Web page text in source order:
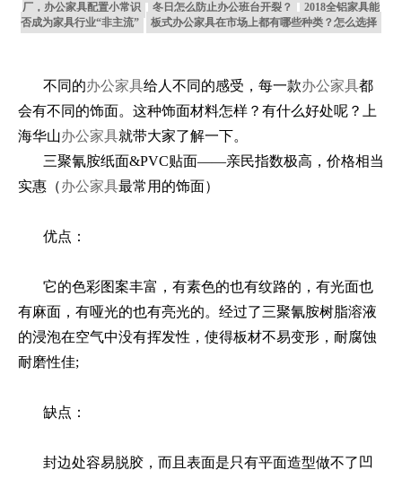
厂，办公家具配置小常识
冬日怎么防止办公班台开裂？
2018全铝家具能
否成为家具行业“非主流”
板式办公家具在市场上都有哪些种类？怎么选择
不同的办公家具给人不同的感受，每一款办公家具都
会有不同的饰面。这种饰面材料怎样？有什么好处呢？上
海华山办公家具就带大家了解一下。
三聚氰胺纸面&PVC贴面——亲民指数极高，价格相当
实惠（办公家具最常用的饰面）
优点：
它的色彩图案丰富，有素色的也有纹路的，有光面也
有麻面，有哑光的也有亮光的。经过了三聚氰胺树脂溶液
的浸泡在空气中没有挥发性，使得板材不易变形，耐腐蚀
耐磨性佳;
缺点：
封边处容易脱胶，而且表面是只有平面造型做不了凹